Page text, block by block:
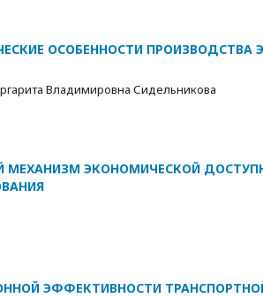
ОСОБЕННОСТИ ПРОИЗВОДСТВА
Владимировна Сидельникова
МЕХАНИЗМ ЭКОНОМИЧЕСКОЙ
ЭФФЕКТИВНОСТИ